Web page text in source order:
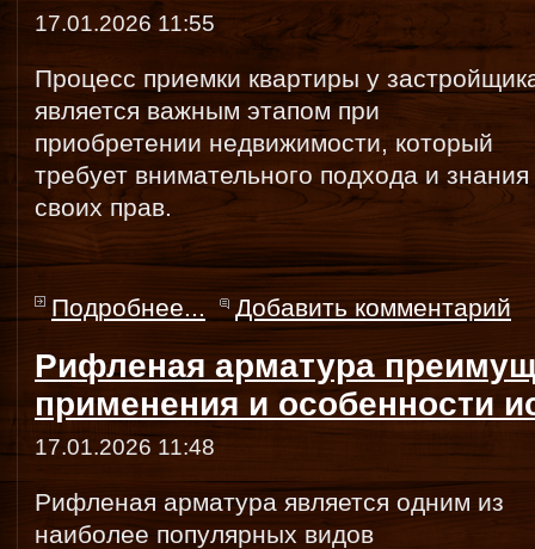
17.01.2026 11:55
Процесс приемки квартиры у
является важным этапом при
приобретении недвижимости, который
требует внимательного подхода и знания
своих прав.
Подробнее... Добавить комментарий
Рифленая арматура
применения и особенности
17.01.2026 11:48
Рифленая арматура является одним из
наиболее популярных видов